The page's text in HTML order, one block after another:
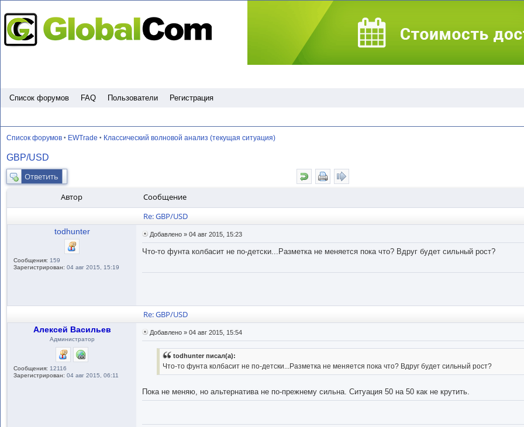
Список форумов FAQ Пользователи Регистрация
Список форумов • EWTrade • Классический волновой анализ (текущая ситуация)
GBP/USD
Ответить
Автор
Сообщение
Re: GBP/USD
todhunter
Сообщения: 159
Зарегистрирован: 04 авг 2015, 15:19
Добавлено » 04 авг 2015, 15:23
Что-то фунта колбасит не по-детски...Разметка не меняется пока что? Вдруг будет сильный рост?
Re: GBP/USD
Алексей Васильев
Администратор
Сообщения: 12116
Зарегистрирован: 04 авг 2015, 06:11
Добавлено » 04 авг 2015, 15:54
todhunter писал(а):
Что-то фунта колбасит не по-детски...Разметка не меняется пока что? Вдруг будет сильный рост?
Пока не меняю, но альтернатива не по-прежнему сильна. Ситуация 50 на 50 как не крутить.